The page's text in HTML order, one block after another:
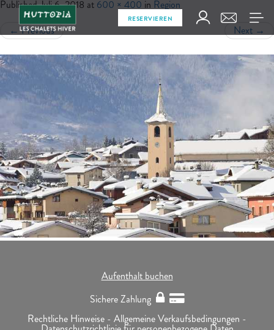
RESERVIEREN
PublishedJuli 6, 2018 at 600 × 400 in Region
←Previous Next →
Aufenthalt buchen
Sichere Zahlung
Rechtliche Hinweise - Allgemeine Verkaufsbedingungen -